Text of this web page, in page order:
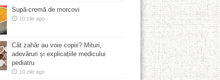
Supă-cremă de morcovi
10 zile ago
Cât zahăr au voie copiii? Mituri,
adevăruri și explicațiile medicului
pediatru
10 zile ago